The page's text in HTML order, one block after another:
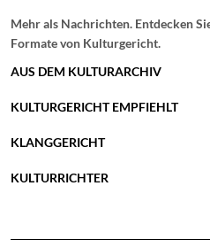
Mehr als Nachrichten. Entdecken
Formate von Kulturgericht.
AUS DEM KULTURARCHIV
KULTURGERICHT EMPFIEHLT
KLANGGERICHT
KULTURRICHTER